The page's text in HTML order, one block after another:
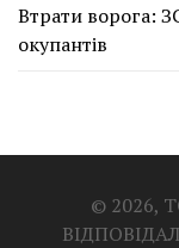
Втрати ворога:
окупантів
© 2026,